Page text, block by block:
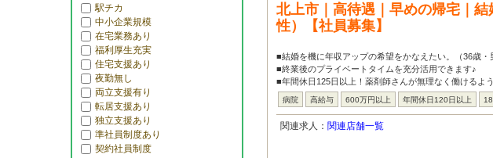
駅チカ
中小企業規模
在宅業務あり
福利厚生充実
住宅支援あり
夜勤無し
両立支援有り
転居支援あり
独立支援あり
準社員制度あり
契約社員制度
北上市｜高待遇｜早めの帰宅｜
性）【社員募集】
■結婚を機に年収アップの希望をかなえたい。（36歳・
■終業後のプライベートタイムを充分活用できます♪
■年間休日125日以上！薬剤師さんが無理なく働けるよ
病院 高給与 600万円以上 年間休日120日以上
関連求人： 関連店舗一覧